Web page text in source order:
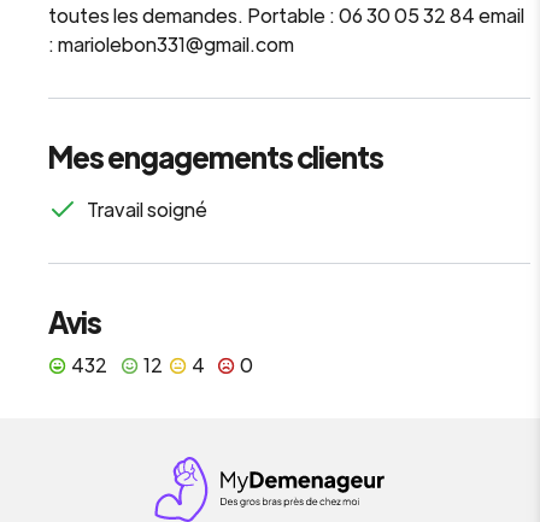
toutes les demandes. Portable : 06 30 05 32 84 email
: mariolebon331@gmail.com
Mes engagements clients
Travail soigné
Avis
432 12 4 0